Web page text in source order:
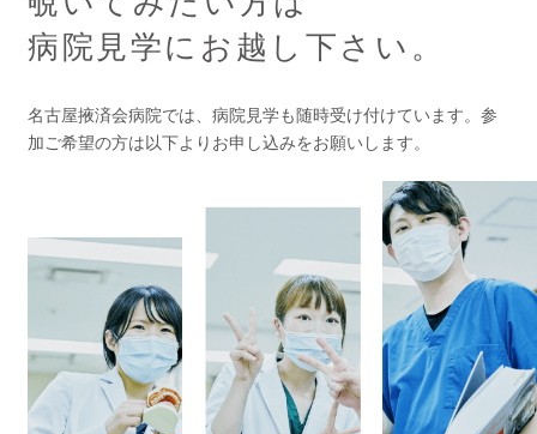
病院見学にお越し下さい。
名古屋掖済会病院では、病院見学も随時受け付けています。参
加ご希望の方は以下よりお申し込みをお願いします。